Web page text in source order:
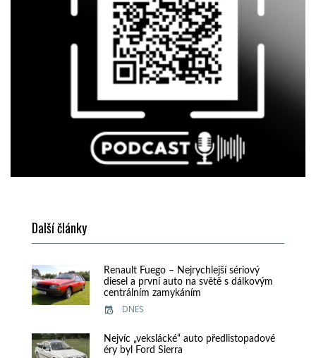
Další články
Renault Fuego – Nejrychlejší sériový
diesel a první auto na světě s dálkovým
centrálním zamykáním
DNES
Nejvíc „vekslácké“ auto předlistopadové
éry byl Ford Sierra